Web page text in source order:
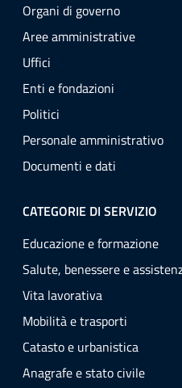
Organi di governo
Aree amministrative
Uffici
Enti e fondazioni
Politici
Personale amministrativo
Documenti e dati
CATEGORIE DI SERVIZIO
Educazione e formazione
Salute, benessere e
Vita lavorativa
Mobilità e trasporti
Catasto e urbanistica
Anagrafe e stato civile